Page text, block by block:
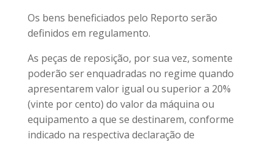
Os bens beneficiados pelo Reporto serão
definidos em regulamento.
As peças de reposição, por sua vez, somente
poderão ser enquadradas no regime quando
apresentarem valor igual ou superior a 20%
(vinte por cento) do valor da máquina ou
equipamento a que se destinarem, conforme
indicado na respectiva declaração de